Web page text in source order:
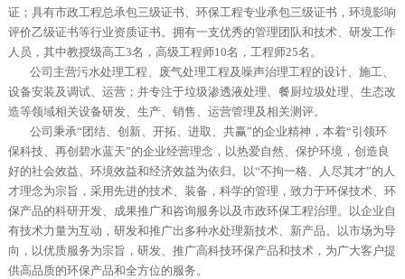
证；具有市政工程总承包三级证书、环保工程专业承包三级证书，环境影响
评价乙级证书等行业资质证书。拥有一支优秀的管理团队和技术、研发工作
人员，其中教授级高工3名，高级工程师10名，工程师25名。
公司主营污水处理工程、废气处理工程及噪声治理工程的设计、施工、
设备安装及调试、运营；并专注于垃圾渗透液处理、餐厨垃圾处理、生态改
造等领域相关设备研发、生产、销售、运营管理及相关测评。
公司秉承“团结、创新、开拓、进取、共赢”的企业精神，本着“引领环
保科技、再创碧水蓝天”的企业经营理念，以热爱自然、保护环境，创造良
好的社会效益、环境效益和经济效益为依归。以“不拘一格、人尽其才”的人
才理念为宗旨，采用先进的技术、装备，科学的管理，致力于环保技术、环
保产品的科研开发、成果推广和咨询服务以及市政环保工程治理。以企业自
有技术力量为互动，研发和推广出多种水处理新技术、新产品。以市场为导
向，以优质服务为宗旨，研发、推广高科技环保产品和技术，为广大客户提
供高品质的环保产品和全方位的服务。